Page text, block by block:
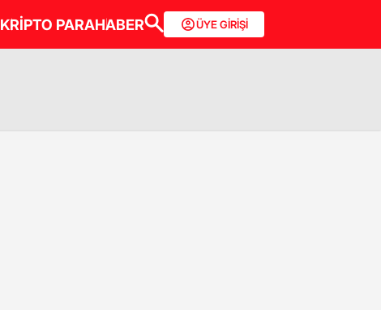
KRİPTO PARAHABER ÜYE GİRİŞİ